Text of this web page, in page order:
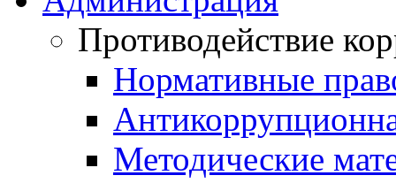
Противодействие
Нормативные
Методические